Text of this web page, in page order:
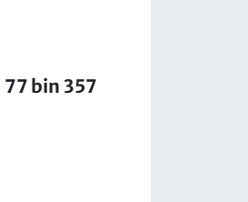
77 bin 357